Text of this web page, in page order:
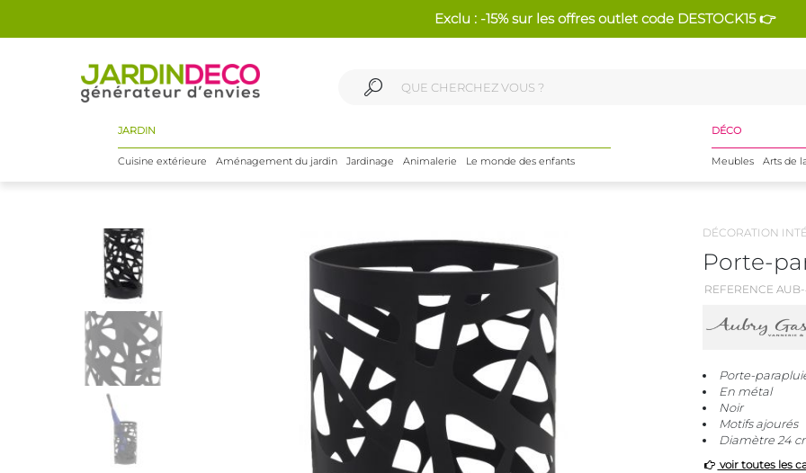
Exclu : -15% sur les offres outlet code DESTOCK15 👉
JARDIN
Cuisine extérieure Aménagement du jardin Jardinage Animalerie Le monde des enfants
DÉCO
Meubles Arts de
DÉCORATION
Porte-
REFERENCE AUB-
Porte-
En métal
Noir
Motifs ajourés
Diamètre 24
voir toutes les